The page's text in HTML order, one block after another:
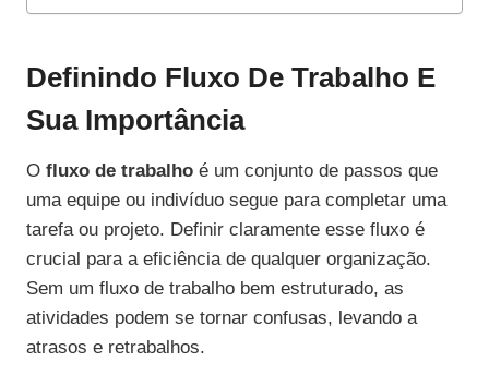
Definindo Fluxo De Trabalho E
Sua Importância
O fluxo de trabalho é um conjunto de passos que
uma equipe ou indivíduo segue para completar uma
tarefa ou projeto. Definir claramente esse fluxo é
crucial para a eficiência de qualquer organização.
Sem um fluxo de trabalho bem estruturado, as
atividades podem se tornar confusas, levando a
atrasos e retrabalhos.